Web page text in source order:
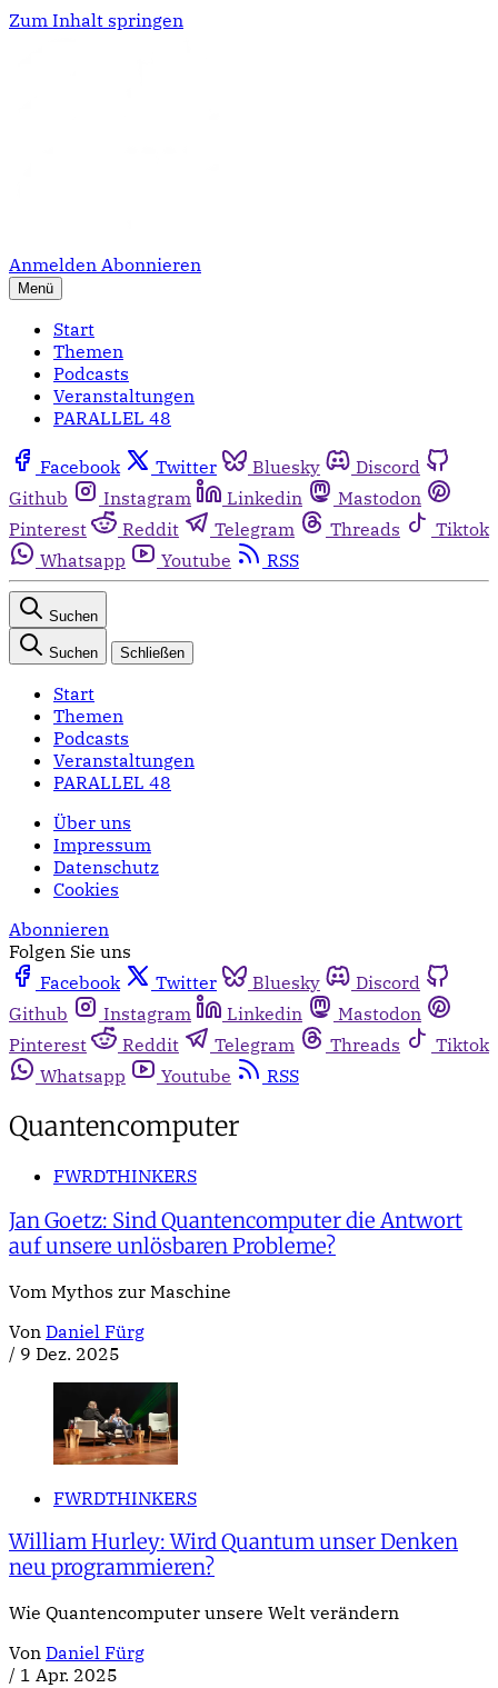
Zum Inhalt springen
Anmelden Abonnieren
Menü
Start
Themen
Podcasts
Veranstaltungen
PARALLEL 48
Facebook Twitter Bluesky
Discord
Github
Instagram Linkedin
Mastodon
Pinterest
Reddit Telegram Threads
Tiktok
Whatsapp
Youtube RSS
Suchen
Suchen Schließen
Start
Themen
Podcasts
Veranstaltungen
PARALLEL 48
Über uns
Impressum
Datenschutz
Cookies
Abonnieren
Folgen Sie uns
Facebook
Twitter Bluesky
Discord
Github
Instagram Linkedin
Mastodon
Pinterest
Reddit Telegram Threads
Tiktok
Whatsapp
Youtube RSS
Quantencomputer
FWRDTHINKERS
Jan Goetz: Sind Quantencomputer die Antwort
auf unsere unlösbaren Probleme?
Vom Mythos zur Maschine
Von Daniel Fürg
/ 9 Dez. 2025
FWRDTHINKERS
William Hurley: Wird Quantum unser Denken
neu programmieren?
Wie Quantencomputer unsere Welt verändern
Von Daniel Fürg
/ 1 Apr. 2025